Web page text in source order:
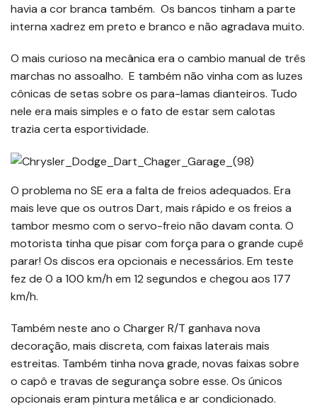
havia a cor branca também. Os bancos tinham a parte
interna xadrez em preto e branco e não agradava muito.
O mais curioso na mecânica era o cambio manual de três
marchas no assoalho. E também não vinha com as luzes
cônicas de setas sobre os para-lamas dianteiros. Tudo
nele era mais simples e o fato de estar sem calotas
trazia certa esportividade.
O problema no SE era a falta de freios adequados. Era
mais leve que os outros Dart, mais rápido e os freios a
tambor mesmo com o servo-freio não davam conta. O
motorista tinha que pisar com força para o grande cupê
parar! Os discos era opcionais e necessários. Em teste
fez de 0 a 100 km/h em 12 segundos e chegou aos 177
km/h.
Também neste ano o Charger R/T ganhava nova
decoração, mais discreta, com faixas laterais mais
estreitas. Também tinha nova grade, novas faixas sobre
o capô e travas de segurança sobre esse. Os únicos
opcionais eram pintura metálica e ar condicionado.